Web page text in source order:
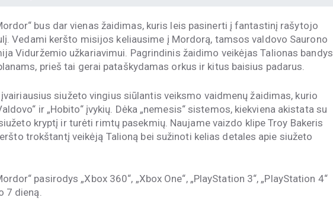
bus dar vienas žaidimas, kuris leis pasinerti į fantastinį rašytojo
Vedami keršto misijos keliausime į Mordorą, tamsos valdovo Saurono
Viduržemio užkariavimui. Pagrindinis žaidimo veikėjas Talionas bandys
prieš tai gerai pataškydamas orkus ir kitus baisius padarus.
siužeto vingius siūlantis veiksmo vaidmenų žaidimas, kurio
ir „Hobito“ įvykių. Dėka „nemesis“ sistemos, kiekviena akistata su
kryptį ir turėti rimtų pasekmių. Naujame vaizdo klipe Troy Bakeris
trokštantį veikėją Talioną bei sužinoti kelias detales apie siužeto
pasirodys „Xbox 360“, „Xbox One“, „PlayStation 3“, „PlayStation 4“
7 dieną.